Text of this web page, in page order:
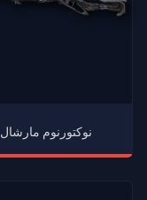
نوكتورنوم مارشال